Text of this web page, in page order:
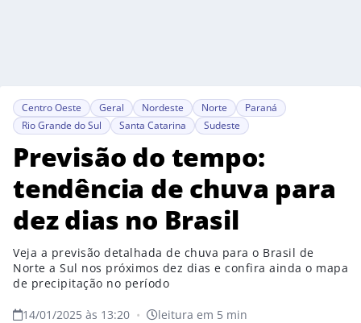
Centro Oeste Geral Nordeste Norte
Paraná
Rio Grande do Sul
Santa Catarina Sudeste
Previsão do tempo:
tendência de chuva para
dez dias no Brasil
Veja a previsão detalhada de chuva para o Brasil de
Norte a Sul nos próximos dez dias e confira ainda o mapa
de precipitação no período
14/01/2025 às 13:20 • leitura em 5 min